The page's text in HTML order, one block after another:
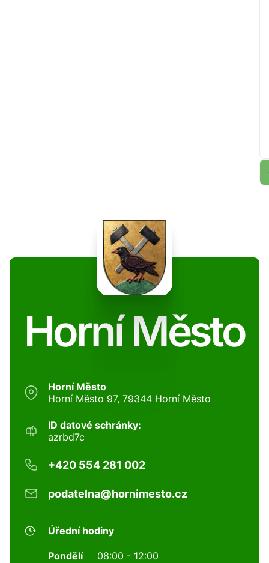
Horní Město
Horní Město
Horní Město 97, 79344 Horní Město
ID datové schránky:
azrbd7c
+420 554 281 002
podatelna@hornimesto.cz
Úřední hodiny
Pondělí
08:00 - 12:00